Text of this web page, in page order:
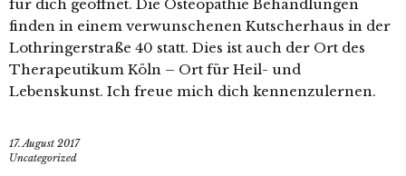
für dich geöffnet. Die Osteopathie Behandlungen
finden in einem verwunschenen Kutscherhaus in der
Lothringerstraße 40 statt. Dies ist auch der Ort des
Therapeutikum Köln – Ort für Heil- und
Lebenskunst. Ich freue mich dich kennenzulernen.
17. August 2017
Uncategorized